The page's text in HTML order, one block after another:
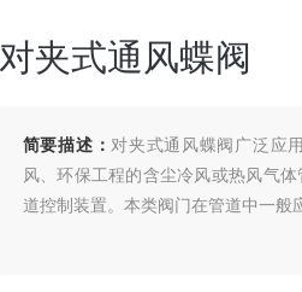
对夹式通风蝶阀
简要描述： 对夹式通风蝶阀广泛应
风、环保工程的含尘冷风或热风气
道控制装置。本类阀门在管道中一般